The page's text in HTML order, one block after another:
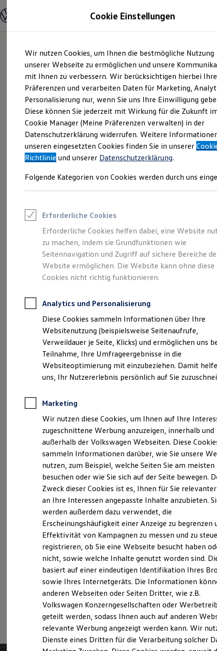
Hauptinhalt
springen
Footer
springen
Modelle und Konfigurator
Modelle vergleichen
Elektroautos
ENERGY Sondermodelle
Nutzfahrzeuge
SUV und CUV
Familienautos
Kombis
Kompaktwagen
Sportwagen
Schnell verfügbare Fahrzeuge
Angebote und Produkte
Aktuelle Angebote
E-Auto-Förderung
Volkswagen Marktplatz
Junge Gebrauchtwagen und Gebrauchtwagen
Saisonangebote
Leasing
Leasing-Angebote
Gebrauchtwagen Leasing
Junge Gebrauchtwagen-Leasing
Elektroauto Leasing
Kleinwagen-Leasing
Leasing ohne Anzahlung
Autokredit mit Schlussrate
Versicherungen und Garantien
Kfz-Versicherung
Restschuldversicherungen
Garantien
Wartungsverträge
Geschäftskunden
Professional Class bei Volkswagen
Großkunden
Behörden
Anpfiff zum Gewinn
Elektroautos
ID. Tutorials
Elektrofahrzeugkonzepte
Reichweite
Reichweite der ID. Modelle
Reichweite im Winter
Laden
Laden unterwegs
Laden Zuhause
Ladezeitensimulator
Batterie
Sicherheit
Garantie und Lebensdauer
Nachhaltigkeit
Technologie
Kosten und Kauf
Verbrauchskosten
Kaufoptionen
E-Auto-Förderung
Software und Konnektivität
Die ID. Software 6
ID. Software Versionen und Updates
Digitale Extras
Schnittstellen zu Ihrem ID.
Der T-Roc
Impressum & Rechtliches)
Probefahrt vereinbaren
Fahrzeugangebot anfordern
Servicetermin buchen
Serviceanfrage stellen
Cookie Einstellungen
Wir nutzen Cookies, um Ihnen die bestmögliche Nutzung
unserer Webseite zu ermöglichen und unsere
mit Ihnen zu verbessern. Wir berücksichtigen hierbei Ihre
Präferenzen und verarbeiten Daten für Marketing,
Personalisierung nur, wenn Sie uns Ihre Einwilligung
Diese können Sie jederzeit mit Wirkung für die Zukunft
Cookie Manager (Meine Präferenzen verwalten) in der
Datenschutzerklärung widerrufen. Weitere
unseren eingesetzten Cookies finden Sie in unserer
Richtlinie und unserer Datenschutzerklärung.
Folgende Kategorien von Cookies werden durch uns
Erforderliche Cookies
Erforderliche Cookies helfen dabei, eine Website
zu machen, indem sie Grundfunktionen wie
Seitennavigation und Zugriff auf sichere Bereiche
Website ermöglichen. Die Website kann ohne diese
Cookies nicht richtig funktionieren.
Analytics und Personalisierung
Diese Cookies sammeln Informationen über Ihre
Websitenutzung (beispielsweise Seitenaufrufe,
Verweildauer je Seite, Klicks) und ermöglichen uns
Teilnahme, Ihre Umfrageergebnisse in die
Websiteoptimierung mit einzubeziehen. Damit
uns, Ihr Nutzererlebnis persönlich auf Sie
Marketing
Wir nutzen diese Cookies, um Ihnen auf Ihre
zugeschnittene Werbung anzuzeigen, innerhalb und
außerhalb der Volkswagen Webseiten. Diese
sammeln Informationen darüber, wie Sie unsere
nutzen, zum Beispiel, welche Seiten Sie am meisten
besuchen oder wie Sie sich auf der Seite bewegen.
Zweck dieser Cookies ist es, Ihnen für Sie
an Ihre Interessen angepasste Inhalte anzubieten.
werden außerdem dazu verwendet, die
Erscheinungshäufigkeit einer Anzeige zu begrenzen
Effektivität von Kampagnen zu messen und zu
registrieren, ob Sie eine Webseite besucht haben
nicht, sowie welche Inhalte genutzt worden sind.
basiert auf einer eindeutigen Identifikation Ihres
sowie Ihres Internetgeräts. Die Informationen
anderen Webseiten oder Seiten Dritter, wie z.B.
Volkswagen Konzerngesellschaften oder
geteilt werden, sodass Ihnen auch auf anderen
relevante Werbung angezeigt werden kann. Wir
Dienste eines Dritten für die Verarbeitung solcher